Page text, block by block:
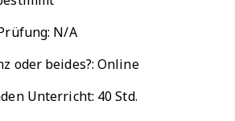
N/A
oder beides?: Online
Unterricht: 40 Std.